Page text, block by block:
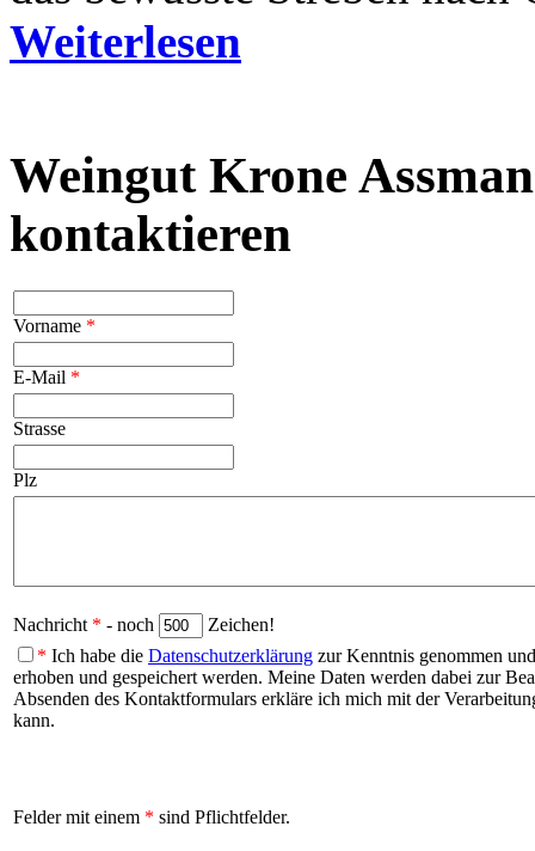
Weiterlesen
Weingut Krone
kontaktieren
Vorname *
E-Mail *
Strasse
Plz
Nachricht * - noch
Zeichen!
* Ich habe die Datenschutzerklärung zur Kenntnis genommen
erhoben und gespeichert werden. Meine Daten werden dabei zur
Absenden des Kontaktformulars erkläre ich mich mit der
kann.
Felder mit einem * sind Pflichtfelder.